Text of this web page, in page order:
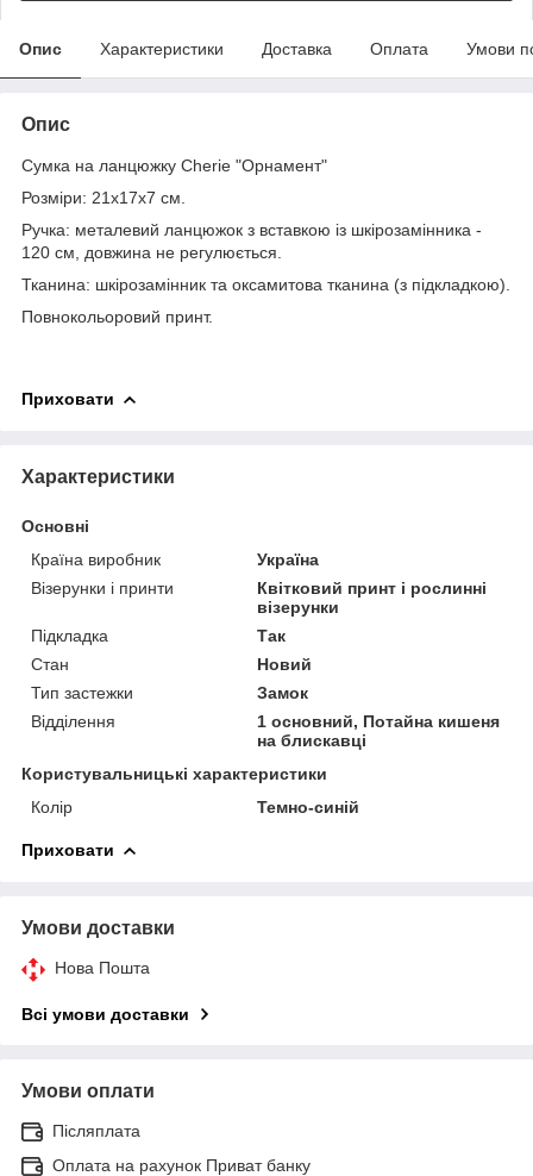
Опис Характеристики Доставка Оплата Умови
Опис
Сумка на ланцюжку Cherie "Орнамент"
Розміри: 21х17х7 см.
Ручка: металевий ланцюжок з вставкою із шкірозамінника -
120 см, довжина не регулюється.
Тканина: шкірозамінник та оксамитова тканина (з підкладкою).
Повнокольоровий принт.
Приховати
Характеристики
Основні
Країна виробник
Україна
Візерунки і принти
Квітковий принт і рослинні
візерунки
Підкладка
Так
Стан
Новий
Тип застежки
Замок
Відділення
1 основний, Потайна кишеня
на блискавці
Користувальницькі характеристики
Колір
Темно-синій
Приховати
Умови доставки
Нова Пошта
Всі умови доставки
Умови оплати
Післяплата
Оплата на рахунок Приват банку